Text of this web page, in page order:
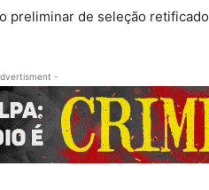
preliminar de seleção retificado
-